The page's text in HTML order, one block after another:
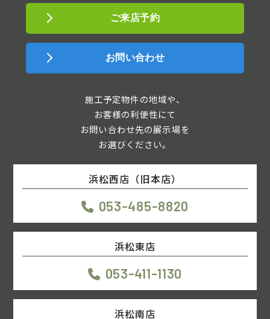
ご来店予約
お問い合わせ
施工予定物件の地域や、
お客様の利便性にて
お問い合わせ先の展示場を
お選びください。
浜松西店（旧本店）
053-485-8820
浜松東店
053-411-1130
浜松南店